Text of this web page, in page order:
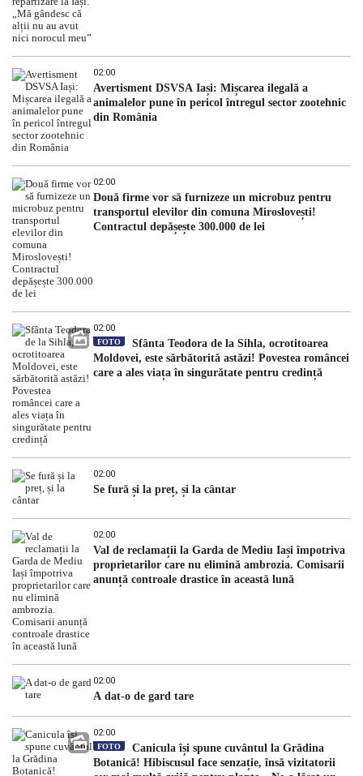
02:00
Avertisment DSVSA Iași: Mișcarea ilegală a
animalelor pune în pericol întregul sector zootehnic
din România
02:00
Două firme vor să furnizeze un microbuz pentru
transportul elevilor din comuna Miroslovești!
Contractul depășește 300.000 de lei
02:00
FOTO
Sfânta Teodora de la Sihla, ocrotitoarea
Moldovei, este sărbătorită astăzi! Povestea româncei
care a ales viața în singurătate pentru credință
02:00
Se fură și la preț, și la cântar
02:00
Val de reclamații la Garda de Mediu Iași împotriva
proprietarilor care nu elimină ambrozia. Comisarii
anunță controale drastice în această lună
02:00
A dat-o de gard tare
02:00
FOTO
Canicula își spune cuvântul la Grădina
Botanică! Hibiscusul face senzație, însă vizitatorii